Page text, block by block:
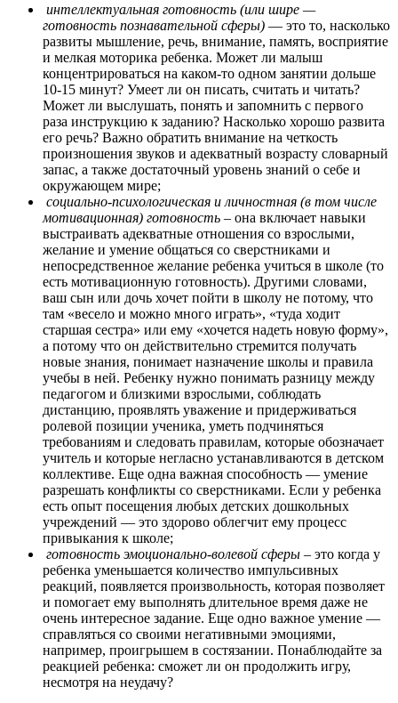
интеллектуальная готовность (или шире —
готовность познавательной сферы) — это то, насколько
развиты мышление, речь, внимание, память, восприятие
и мелкая моторика ребенка. Может ли малыш
концентрироваться на каком-то одном занятии дольше
10-15 минут? Умеет ли он писать, считать и читать?
Может ли выслушать, понять и запомнить с первого
раза инструкцию к заданию? Насколько хорошо развита
его речь? Важно обратить внимание на четкость
произношения звуков и адекватный возрасту словарный
запас, а также достаточный уровень знаний о себе и
окружающем мире;
социально-психологическая и личностная (в том числе
мотивационная) готовность – она включает навыки
выстраивать адекватные отношения со взрослыми,
желание и умение общаться со сверстниками и
непосредственное желание ребенка учиться в школе (то
есть мотивационную готовность). Другими словами,
ваш сын или дочь хочет пойти в школу не потому, что
там «весело и можно много играть», «туда ходит
старшая сестра» или ему «хочется надеть новую форму»,
а потому что он действительно стремится получать
новые знания, понимает назначение школы и правила
учебы в ней. Ребенку нужно понимать разницу между
педагогом и близкими взрослыми, соблюдать
дистанцию, проявлять уважение и придерживаться
ролевой позиции ученика, уметь подчиняться
требованиям и следовать правилам, которые обозначает
учитель и которые негласно устанавливаются в детском
коллективе. Еще одна важная способность — умение
разрешать конфликты со сверстниками. Если у ребенка
есть опыт посещения любых детских дошкольных
учреждений — это здорово облегчит ему процесс
привыкания к школе;
готовность эмоционально-волевой сферы – это когда у
ребенка уменьшается количество импульсивных
реакций, появляется произвольность, которая позволяет
и помогает ему выполнять длительное время даже не
очень интересное задание. Еще одно важное умение —
справляться со своими негативными эмоциями,
например, проигрышем в состязании. Понаблюдайте за
реакцией ребенка: сможет ли он продолжить игру,
несмотря на неудачу?